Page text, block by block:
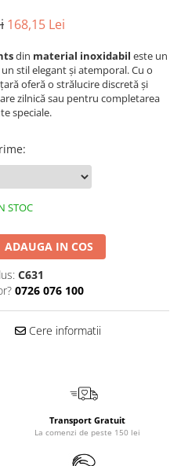
168,15 Lei
din material inoxidabil este un
stil elegant și atemporal. Cu o
oferă o strălucire discretă și
zilnică sau pentru completarea
speciale.
:
STOC
ADAUGA IN COS
C631
0726 076 100
Cere informatii
Transport Gratuit
La comenzi de peste 150 lei